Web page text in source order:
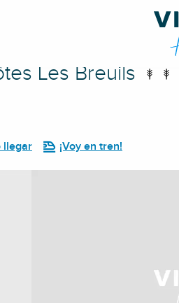
Les Breuils
llegar ¡Voy en tren!